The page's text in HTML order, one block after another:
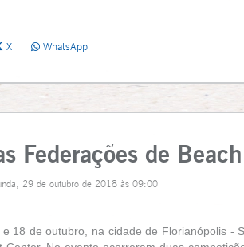
X WhatsApp
Federações de
29 de outubro de 2018 às 09:00
18 de outubro, na cidade de Florianópolis -